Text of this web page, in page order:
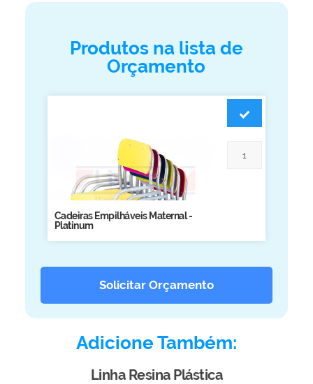
Produtos na lista de
Orçamento
Cadeiras Empilháveis Maternal -
Platinum
Solicitar Orçamento
Adicione Também:
Linha Resina Plástica
Ambiente Maker
Linha Wood Prime
Cadeira especial